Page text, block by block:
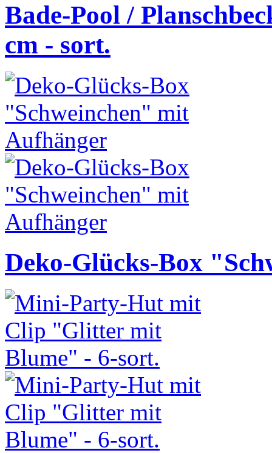
Bade-Pool /
cm - sort.
Deko-Glücks-Box